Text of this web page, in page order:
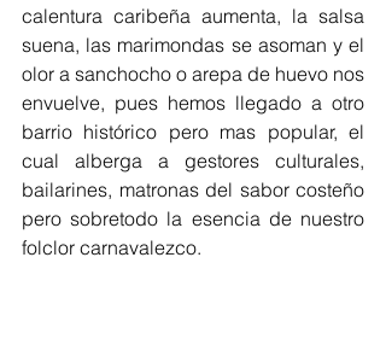
calentura caribeña aumenta, la salsa
suena, las marimondas se asoman y el
olor a sanchocho o arepa de huevo nos
envuelve, pues hemos llegado a otro
barrio histórico pero mas popular, el
cual alberga a gestores culturales,
bailarines, matronas del sabor costeño
pero sobretodo la esencia de nuestro
folclor carnavalezco.